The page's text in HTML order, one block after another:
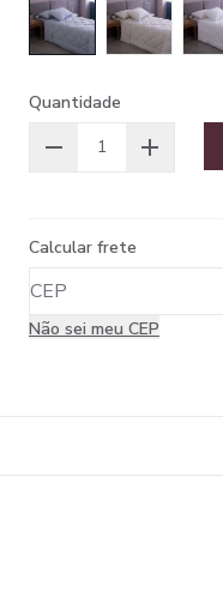
Quantidade
Calcular frete
Não sei meu CEP